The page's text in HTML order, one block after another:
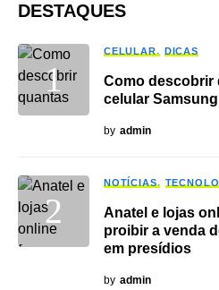
DESTAQUES
CELULAR DICAS
Como descobrir
celular
by admin
NOTÍCIAS
Anatel e lojas
proibir a venda
em presídios
by admin